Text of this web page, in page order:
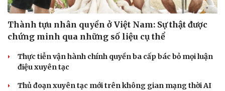
Thành tựu nhân quyền ở Việt Nam: Sự thật được
chứng minh qua những số liệu cụ thể
Thực tiễn vận hành chính quyền ba cấp bác bỏ mọi luận
điệu xuyên tạc
Thủ đoạn xuyên tạc mới trên không gian mạng thời AI